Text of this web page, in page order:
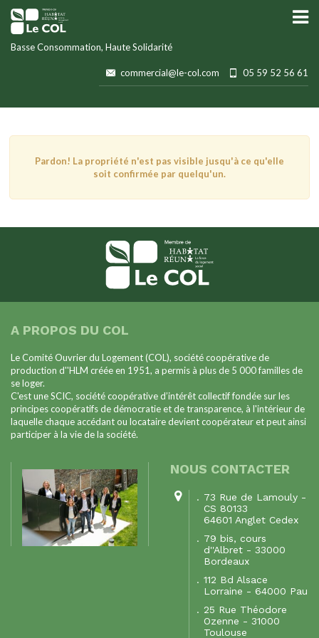
Basse Consommation, Haute Solidarité
commercial@le-col.com 05 59 52 56 61
Pardon! La propriété n'est pas visible jusqu'à ce qu'elle
soit confirmée par quelqu'un.
A PROPOS DU COL
Le Comité Ouvrier du Logement (COL), société coopérative de
production d''HLM créée en 1951, a permis à plus de 5 000 familles de
se loger.
C'est une SCIC, société coopérative d’intérêt collectif fondée sur les
principes coopératifs de démocratie et de transparence, à l'intérieur de
laquelle chaque accédant ou locataire devient coopérateur et peut ainsi
participer à la vie de la société.
NOUS CONTACTER
73 Rue de Lamouly -
CS 80133
64601 Anglet Cedex
79 bis, cours
d''Albret - 33000
Bordeaux
112 Bd Alsace
Lorraine - 64000 Pau
25 Rue Théodore
Ozenne - 31000
Toulouse